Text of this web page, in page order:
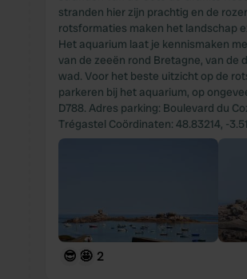
stranden hier zijn prachtig en de
rotsformaties maken het landschap
Het aquarium laat je kennismaken
van de zeeën rond Bretagne, van de
wad. Voor het beste uitzicht op de
parkeren bij het aquarium, op
D788. Adres parking: Boulevard du
Trégastel Coördinaten: 48.83214, -
😎 🤩 2